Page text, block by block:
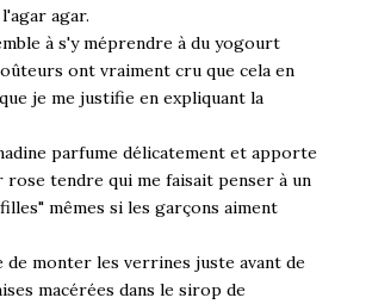
agar.
à s'y méprendre à du yogourt
ont vraiment cru que cela en
je me justifie en expliquant la
parfume délicatement et apporte
rose tendre qui me faisait penser à un
mêmes si les garçons aiment
de monter les verrines juste avant de
macérées dans le sirop de